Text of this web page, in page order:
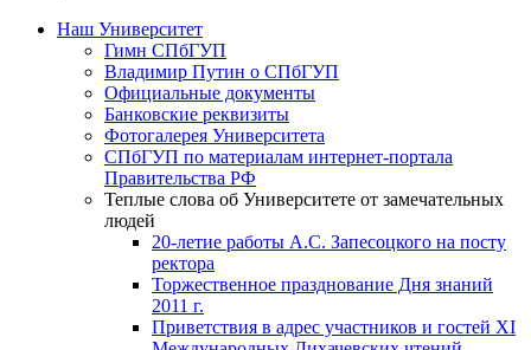
Наш Университет
Гимн СПбГУП
Владимир Путин о СПбГУП
Официальные документы
Банковские реквизиты
Фотогалерея Университета
СПбГУП по материалам интернет-портала
Правительства РФ
Теплые слова об Университете от замечательных
людей
20-летие работы А.С. Запесоцкого на посту
ректора
Торжественное празднование Дня знаний
2011 г.
Приветствия в адрес участников и гостей XI